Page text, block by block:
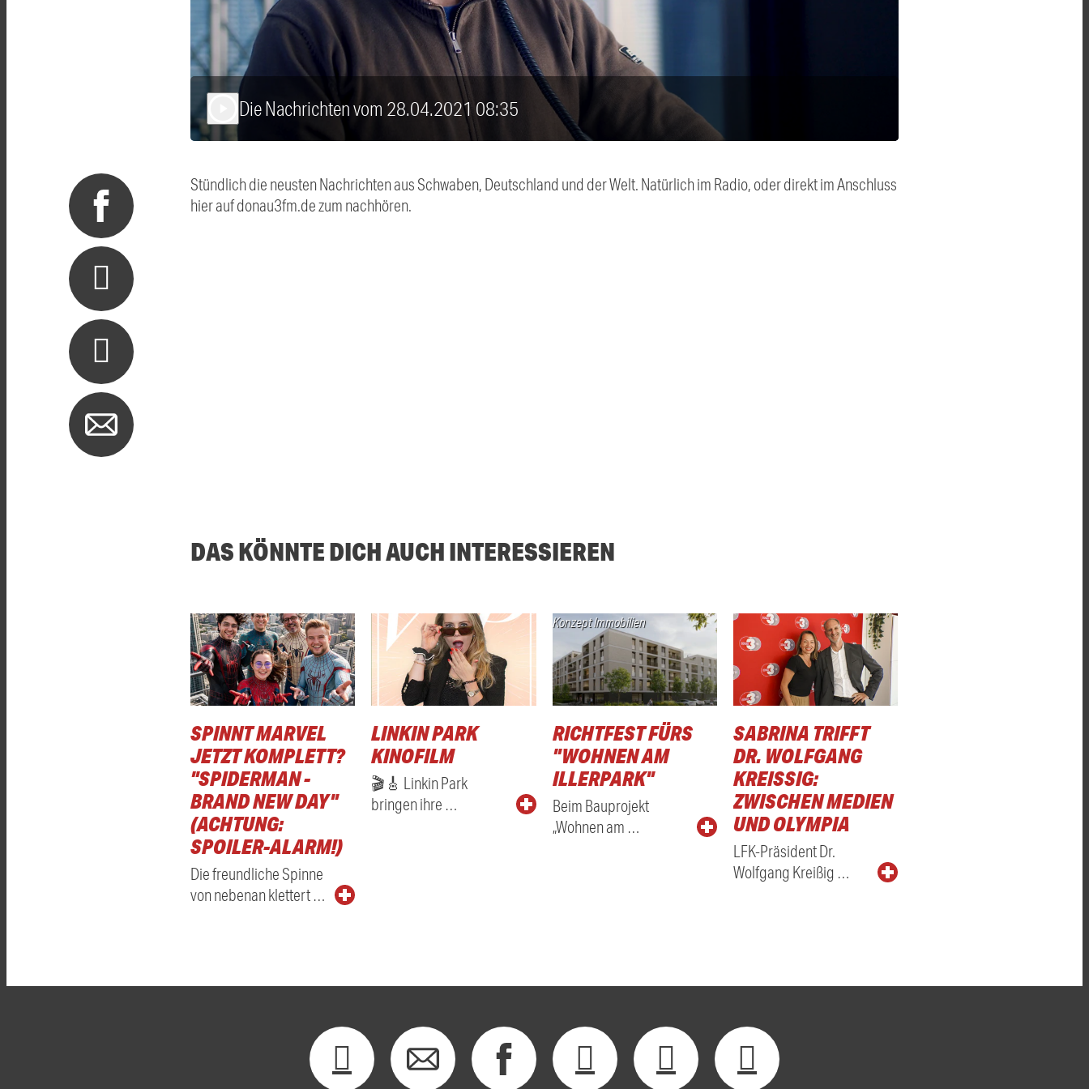
Die Nachrichten vom 28.04.2021 08:35
Stündlich die neusten Nachrichten aus Schwaben, Deutschland und der Welt. Natürlich im Radio, oder direkt im Anschluss
hier auf donau3fm.de zum nachhören.
DAS KÖNNTE DICH AUCH INTERESSIEREN
SPINNT MARVEL
JETZT KOMPLETT?
"SPIDERMAN -
BRAND NEW DAY"
(ACHTUNG:
SPOILER-ALARM!)
Die freundliche Spinne
von nebenan klettert …
LINKIN PARK
KINOFILM
🎬🎸 Linkin Park
bringen ihre …
Konzept Immobilien
RICHTFEST FÜRS
"WOHNEN AM
ILLERPARK"
Beim Bauprojekt
„Wohnen am …
SABRINA TRIFFT
DR. WOLFGANG
KREISSIG: Z
WISCHEN MEDIEN U
ND OLYMPIA
LFK-Präsident Dr.
Wolfgang Kreißig …